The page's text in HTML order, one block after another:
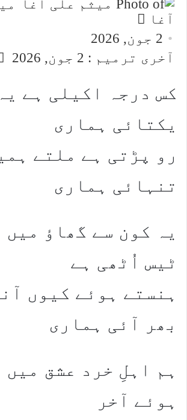
آغا
email
2 جون, 2026
آخری ترمیم : 2 جون, 2026
کس درجہ اکیلی ہے یہ
یکتائی ہماری
رو پڑتی ہے ملتے
تنہائی ہماری
یہ کون سے گھاؤ میں
ٹیس اُٹھی ہے
ہنستے ہوئے کیوں
بھر آئی ہماری
ہم اہلِ خرد عشق میں
ہوئے آخر